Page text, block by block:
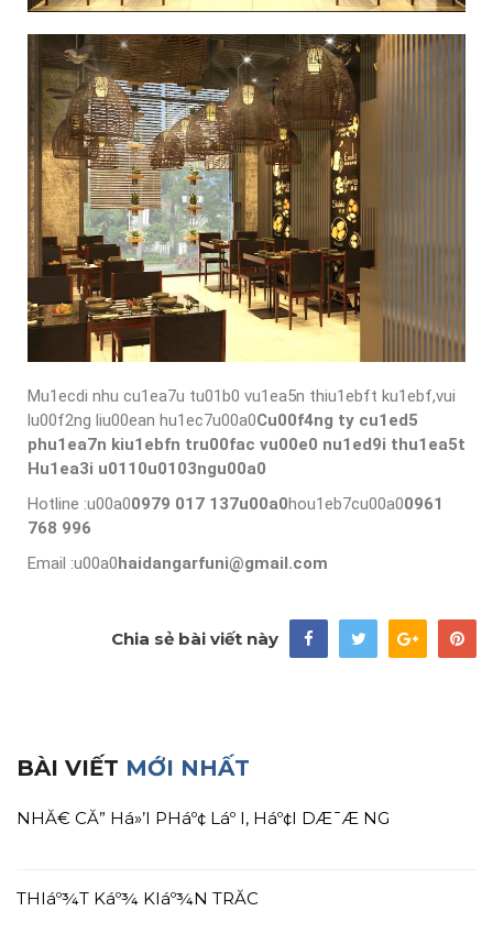
Mu1ecdi nhu cu1ea7u tu01b0 vu1ea5n thiu1ebft ku1ebf,vui
lu00f2ng liu00ean hu1ec7u00a0Cu00f4ng ty cu1ed5
phu1ea7n kiu1ebfn tru00fac vu00e0 nu1ed9i thu1ea5t
Hu1ea3i u0110u0103ngu00a0
Hotline :u00a00979 017 137u00a0hou1eb7cu00a00961
768 996
Email :u00a0 haidangarfuni@gmail.com
Chia sẻ bài viết này
BÀI VIẾT MỚI NHẤT
NHĂ€ CĂ” Há»’I PHáº¢ Láº I, Háº¢I DÆ¯Æ NG
THIáº¾T Káº¾ KIáº¾N TRĂC